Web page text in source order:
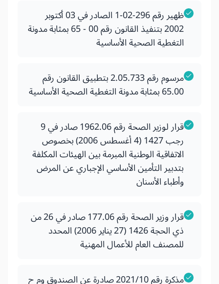
ظهير رقم 296-02-1 الصادر في 03 أكتوبر
2002 بتنفيذ القانون رقم 00 - 65 بمثابة مدونة
التغطية الصحية الأساسية
مرسوم رقم 2.05.733 بتطبيق القانون رقم
65.00 بمثابة مدونة التغطية الصحية الأساسية
قرار لوزير الصحة رقم 1962.06 صادر في 9
رجب 1427 (4 أغسطس 2006) بخصوص
الاتفاقية الوطنية المبرمة بين الهيئات المكلفة
بتدبير التأمين الأساسي الإجباري عن المرض
وأطباء الأسنان
قرار وزير الصحة رقم 177.06 صادر في 26 من
ذي الحجة 1426 (27 يناير 2006) المحدد
للمصنف العام للأعمال المهنية
مذكرة رقم 2021/10 صادرة عن الصندوق وم ح